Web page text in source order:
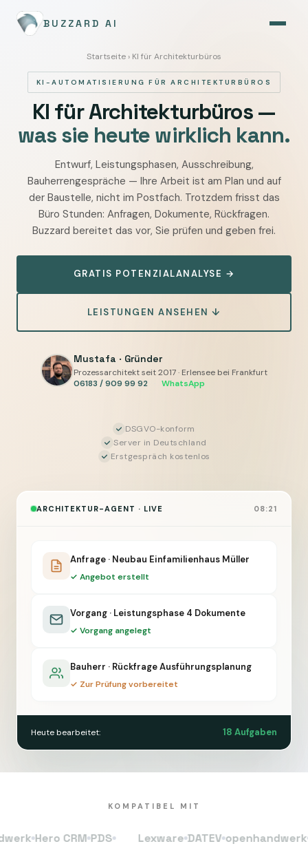
BUZZARD AI
Startseite › KI für Architekturbüros
KI-AUTOMATISIERUNG FÜR ARCHITEKTURBÜROS
KI für Architekturbüros —
was sie heute wirklich kann.
KI
für
Architekturbüros
—
Anfragen,
Leistungsphasen,
Ausschreibung
und
Bauherrenkommunikation
automatisch
Sie
geben
Entwurf, Leistungsphasen, Ausschreibung,
Bauherrengespräche — Ihre Arbeit ist am Plan und auf
der Baustelle, nicht im Postfach. Trotzdem frisst das
Büro Stunden: Anfragen, Dokumente, Rückfragen.
Buzzard bereitet das vor, Sie prüfen und geben frei.
GRATIS POTENZIALANALYSE →
LEISTUNGEN ANSEHEN ↓
Mustafa · Gründer
Prozessarchitekt seit 2017 · Erlensee bei Frankfurt
06183 / 909 99 92
WhatsApp
DSGVO-konform
Server in Deutschland
Erstgespräch kostenlos
ARCHITEKTUR-AGENT · LIVE 08:21
Anfrage · Neubau Einfamilienhaus Müller
✓ Angebot erstellt
Vorgang · Leistungsphase 4 Dokumente
✓ Vorgang angelegt
Bauherr · Rückfrage Ausführungsplanung
✓ Zur Prüfung vorbereitet
Heute bearbeitet: 18 Aufgaben
KOMPATIBEL MIT
Hero CRM PDS Lexware DATEV openhandwerk